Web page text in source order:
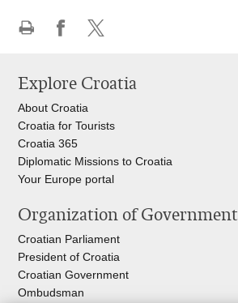
page
Facebook
X
Explore Croatia
About Croatia
Croatia for Tourists
Croatia 365
Diplomatic Missions to Croatia
Your Europe portal​
Organization of Government
Croatian Parliament
President of Croatia
Croatian Government
Ombudsman​